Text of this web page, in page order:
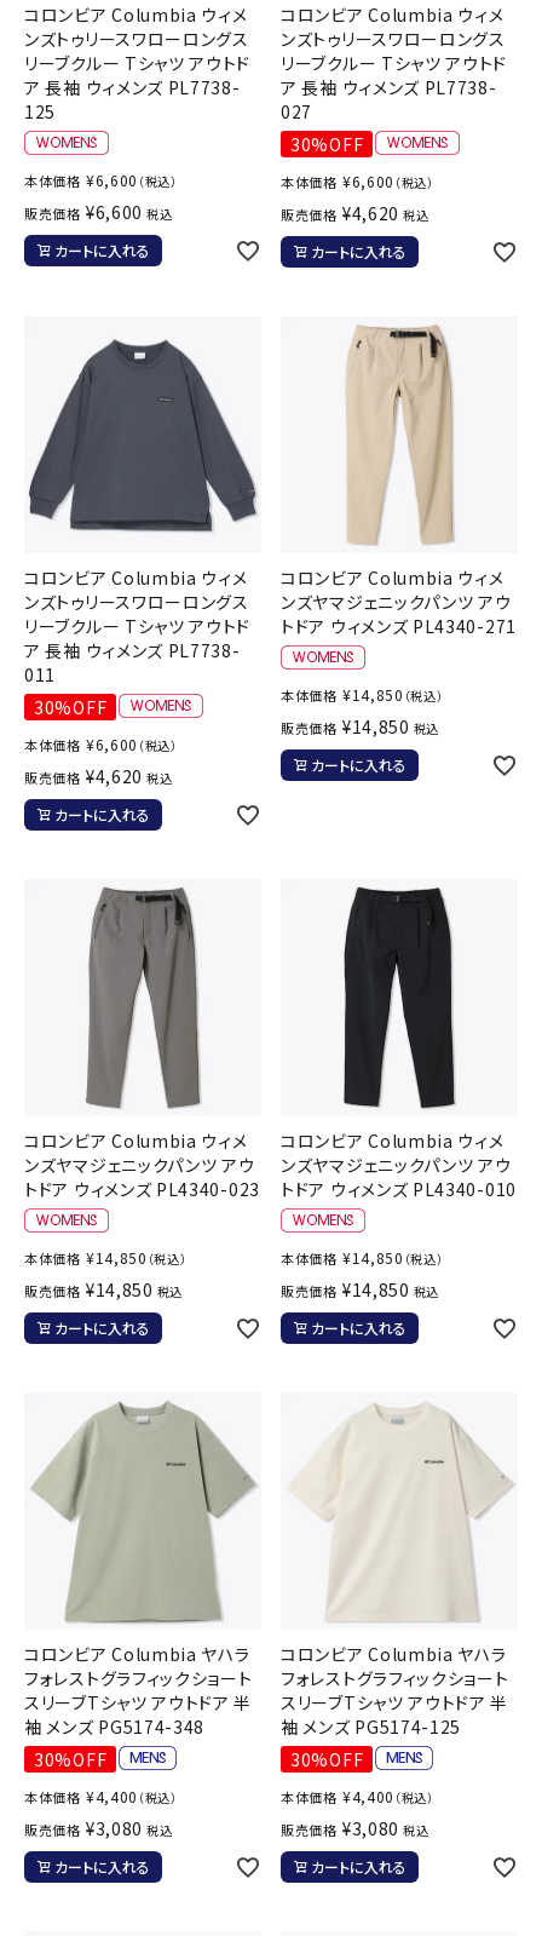
コロンビア Columbia ウィメ
ンズトゥリースワローロングス
リーブクルー Tシャツ アウトド
ア 長袖 ウィメンズ PL7738-
125
本体価格 ¥6,600 （税込）
販売価格 ¥6,600 税込
カートに入れる
コロンビア Columbia ウィメ
ンズトゥリースワローロングス
リーブクルー Tシャツ アウトド
ア 長袖 ウィメンズ PL7738-
027
30%OFF
本体価格 ¥6,600 （税込）
販売価格 ¥4,620 税込
カートに入れる
コロンビア Columbia ウィメ
ンズトゥリースワローロングス
リーブクルー Tシャツ アウトド
ア 長袖 ウィメンズ PL7738-
011
30%OFF
本体価格 ¥6,600 （税込）
販売価格 ¥4,620 税込
カートに入れる
コロンビア Columbia ウィメ
ンズヤマジェニックパンツ アウ
トドア ウィメンズ PL4340-271
本体価格 ¥14,850 （税込）
販売価格 ¥14,850 税込
カートに入れる
コロンビア Columbia ウィメ
ンズヤマジェニックパンツ アウ
トドア ウィメンズ PL4340-023
本体価格 ¥14,850 （税込）
販売価格 ¥14,850 税込
カートに入れる
コロンビア Columbia ウィメ
ンズヤマジェニックパンツ アウ
トドア ウィメンズ PL4340-010
本体価格 ¥14,850 （税込）
販売価格 ¥14,850 税込
カートに入れる
コロンビア Columbia ヤハラ
フォレストグラフィックショート
スリーブTシャツ アウトドア 半
袖 メンズ PG5174-348
30%OFF
本体価格 ¥4,400 （税込）
販売価格 ¥3,080 税込
カートに入れる
コロンビア Columbia ヤハラ
フォレストグラフィックショート
スリーブTシャツ アウトドア 半
袖 メンズ PG5174-125
30%OFF
本体価格 ¥4,400 （税込）
販売価格 ¥3,080 税込
カートに入れる